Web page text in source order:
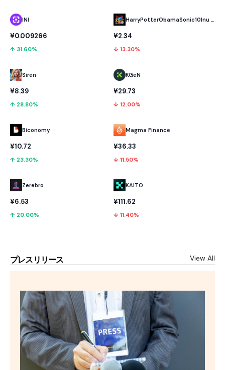
INI
¥0.009266
↑ 31.60%
Siren
¥8.39
↑ 28.80%
Biconomy
¥10.72
↑ 23.30%
Zerebro
¥6.53
↑ 20.00%
HarryPotterObamaSonic10Inu (ETH)
¥2.34
↓ 13.30%
KGeN
¥29.73
↓ 12.00%
Magma Finance
¥36.33
↓ 11.50%
KAITO
¥111.62
↓ 11.40%
プレスリリース View All